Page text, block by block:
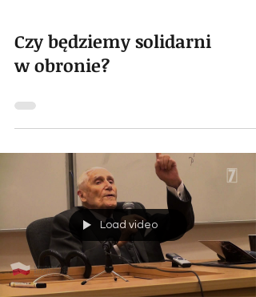
Czy będziemy solidarni
Load video